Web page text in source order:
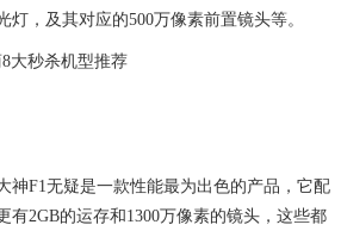
，及其对应的500万像素前置镜头等。
神F1无疑是一款性能最为出色的产品，它配
有2GB的运存和1300万像素的镜头，这些都